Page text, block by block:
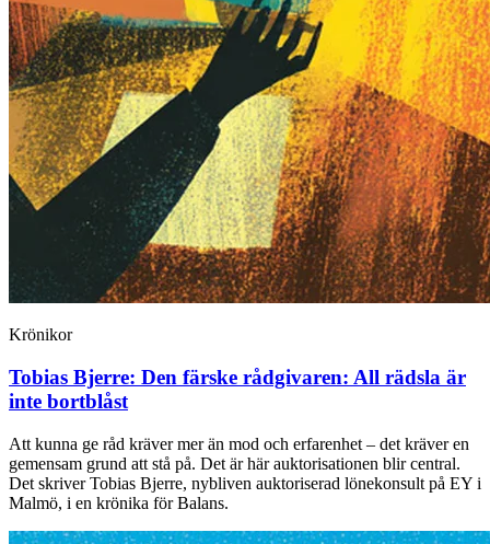
Krönikor
Tobias Bjerre: Den färske rådgivaren: All rädsla är
inte bortblåst
Att kunna ge råd kräver mer än mod och erfarenhet – det kräver en
gemensam grund att stå på. Det är här auktorisationen blir central.
Det skriver Tobias Bjerre, nybliven auktoriserad lönekonsult på EY i
Malmö, i en krönika för Balans.